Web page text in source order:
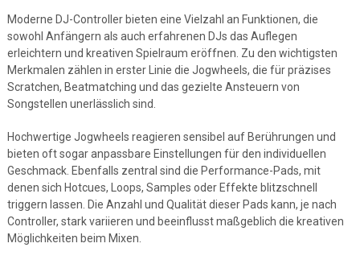
Moderne DJ-Controller bieten eine Vielzahl an Funktionen, die
sowohl Anfängern als auch erfahrenen DJs das Auflegen
erleichtern und kreativen Spielraum eröffnen. Zu den wichtigsten
Merkmalen zählen in erster Linie die Jogwheels, die für präzises
Scratchen, Beatmatching und das gezielte Ansteuern von
Songstellen unerlässlich sind.
Hochwertige Jogwheels reagieren sensibel auf Berührungen und
bieten oft sogar anpassbare Einstellungen für den individuellen
Geschmack. Ebenfalls zentral sind die Performance-Pads, mit
denen sich Hotcues, Loops, Samples oder Effekte blitzschnell
triggern lassen. Die Anzahl und Qualität dieser Pads kann, je nach
Controller, stark variieren und beeinflusst maßgeblich die kreativen
Möglichkeiten beim Mixen.